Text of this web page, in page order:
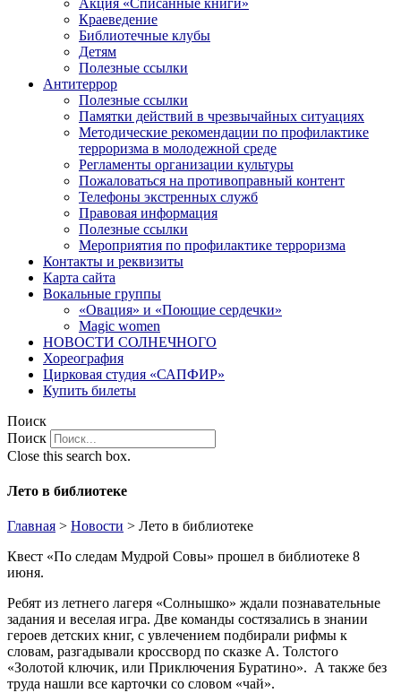
Краеведение
Библиотечные клубы
Детям
Полезные ссылки
Антитеррор
Полезные ссылки
Памятки действий в чрезвычайных ситуациях
Методические рекомендации по профилактике
терроризма в молодежной среде
Регламенты организации культуры
Пожаловаться на противоправный контент
Телефоны экстренных служб
Правовая информация
Полезные ссылки
Мероприятия по профилактике терроризма
Контакты и реквизиты
Карта сайта
Вокальные группы
«Овация» и «Поющие сердечки»
Magic women
НОВОСТИ СОЛНЕЧНОГО
Хореография
Цирковая студия «САПФИР»
Купить билеты
Поиск
Поиск
Close this search box.
Лето в библиотеке
Главная > Новости > Лето в библиотеке
Квест «По следам Мудрой Совы» прошел в библиотеке 8
июня.
Ребят из летнего лагеря «Солнышко» ждали познавательные
задания и веселая игра. Две команды состязались в знании
героев детских книг, с увлечением подбирали рифмы к
словам, разгадывали кроссворд по сказке А. Толстого
«Золотой ключик, или Приключения Буратино». А также без
труда нашли все карточки со словом «чай».